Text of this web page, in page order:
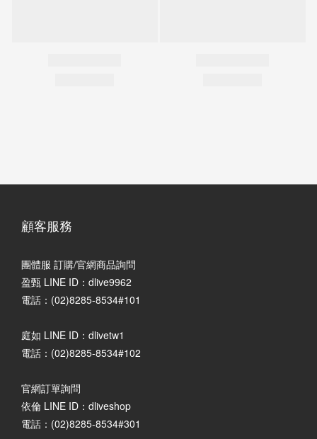
顧客服務
團體服 訂購/官網商品詢問
盈甄 LINE ID：dlive9962
電話：(02)8285-8534#101
庭如 LINE ID：dlivetw1
電話：(02)8285-8534#102
官網訂單詢問
依倫 LINE ID：dliveshop
電話：(02)8285-8534#301